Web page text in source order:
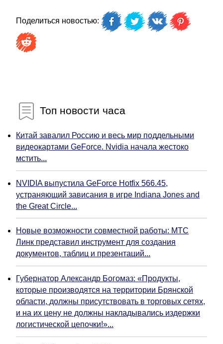
Поделиться новостью:
Топ новости часа
Китай завалил Россию и весь мир поддельными
видеокартами GeForce. Nvidia начала жестоко
мстить...
NVIDIA выпустила GeForce Hotfix 566.45,
устраняющий зависания в игре Indiana Jones and
the Great Circle...
Новые возможности совместной работы: МТС
Линк представил инструмент для создания
документов, таблиц и презентаций...
Губернатор Александр Богомаз: «Продукты,
которые производятся на территории Брянской
области, должны присутствовать в торговых сетях,
и на их цену не должны накладывались издержки
логистической цепочки!»...